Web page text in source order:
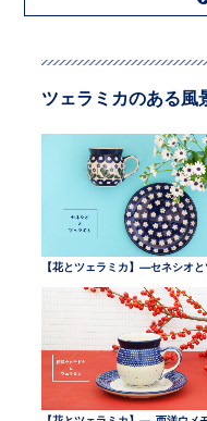
ツェラミカのある風